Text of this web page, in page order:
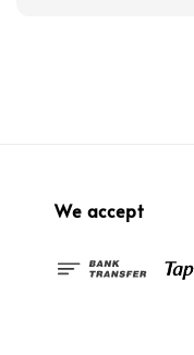
We accept